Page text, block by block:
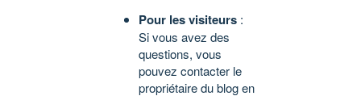
Pour les visiteurs :
Si vous avez des
questions, vous
pouvez contacter le
propriétaire du blog en